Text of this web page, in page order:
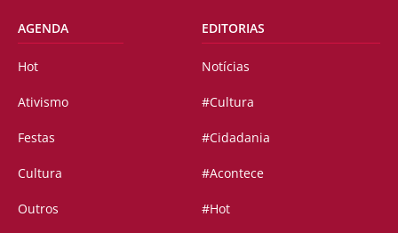
AGENDA
Hot
Ativismo
Festas
Cultura
Outros
EDITORIAS
Notícias
#Cultura
#Cidadania
#Acontece
#Hot